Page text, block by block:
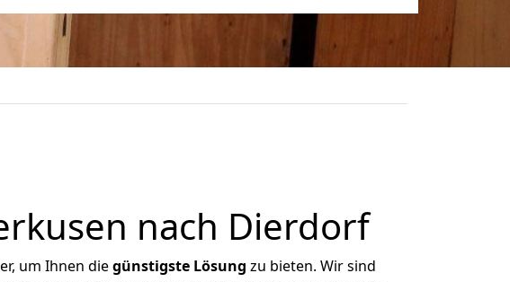
nach Dierdorf
um Ihnen diegünstigste Lösung zu bieten. Wir sind